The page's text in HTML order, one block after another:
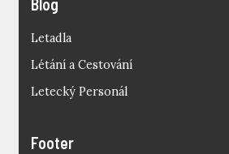
Blog
Letadla
Létání a Cestování
Letecký Personál
Footer